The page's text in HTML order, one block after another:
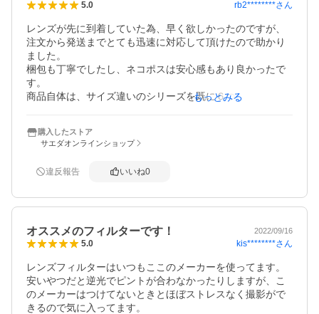
レンズカバーも、上から
着けているのを、忘れて
しまう程です。
他のレンズにも、買い替え
ようと思います。
5.0 rb2********さん
レンズが先に到着していた為、早く欲しかったのですが、
注文から発送までとても迅速に対応して頂けたので助かり
ました。
梱包も丁寧でしたし、ネコポスは安心感もあり良かったで
す。
商品自体は、サイズ違いのシリーズを既に６つ使っていま
逆光にも強いですし、汚れも簡単に取れて良いものです。
もっとみる
購入したストア
サエダオンラインショップ
違反報告 いいね0
オススメのフィルターです！ 2022/09/16
5.0 kis********さん
レンズフィルターはいつもここのメーカーを使ってます。
安いやつだと逆光でピントが合わなかったりしますが、こ
のメーカーはつけてないときとほぼストレスなく撮影がで
きるので気に入ってます。